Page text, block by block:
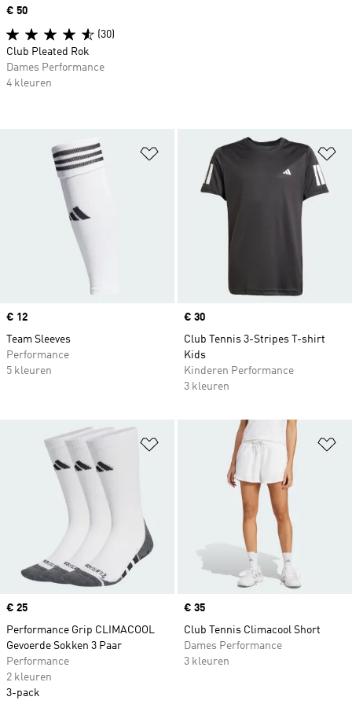
Op verlanglijst zetten
Price
€ 12
Team Sleeves
Performance
5 kleuren
Price
€ 30
Club Tennis 3-Stripes T-shirt
Kids
Kinderen Performance
3 kleuren
Op verlanglijst zetten
Price
€ 25
Performance Grip CLIMACOOL
Gevoerde Sokken 3 Paar
Performance
2 kleuren
3-pack
Price
€ 35
Club Tennis Climacool Short
Dames Performance
3 kleuren
Price
€ 50
(30)
Club Pleated Rok
Dames Performance
4 kleuren